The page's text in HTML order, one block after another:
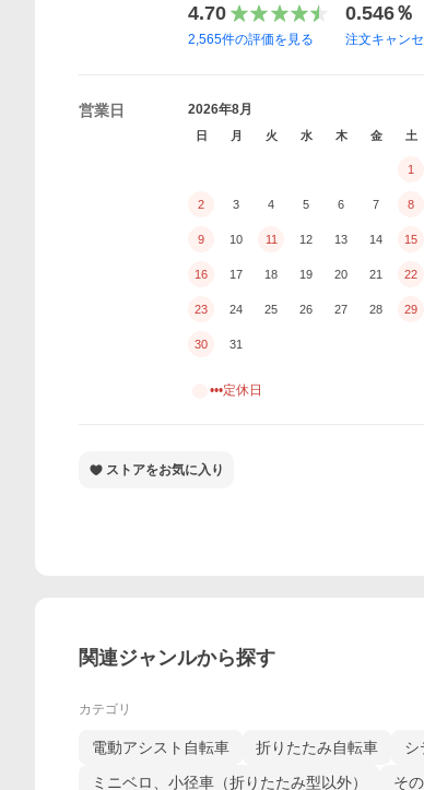
4.70
2,565件の評価を見る
0.546％
注文キャン
営業日 2026年8月
日 月 火 水 木 金 土
1
2 3 4 5 6 7 8
9 10 11 12 13 14 15
16 17 18 19 20 21 22
23 24 25 26 27 28 29
30 31
•••定休日
ストアをお気に入り
関連ジャンルから探す
カテゴリ
電動アシスト自転車 折りたたみ自転車 シ
ミニベロ、小径車（折りたたみ型以外）
そ